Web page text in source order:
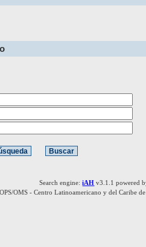
Search engine:iAH v3.1.1 powered
OMS - Centro Latinoamericano y del Caribe